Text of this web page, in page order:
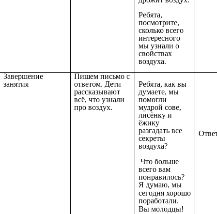
Ребята,
посмотрите,
сколько всего
интересного
мы узнали о
свойствах
воздуха.
Завершение
занятия
Пишем письмо с
ответом. Дети
рассказывают
всё, что узнали
про воздух.
Ребята, как вы
думаете, мы
помогли
мудрой сове,
лисёнку и
ёжику
разгадать все
секреты
воздуха?
Что больше
всего вам
понравилось?
Я думаю, мы
сегодня хорошо
поработали.
Вы молодцы!